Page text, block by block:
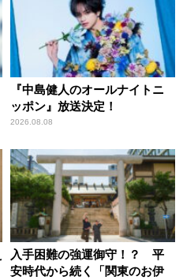
『中島健人のオールナイトニ
ッポン』放送決定！
2026.08.08
入手困難の強運御守！？ 平
安時代から続く「関東のお伊